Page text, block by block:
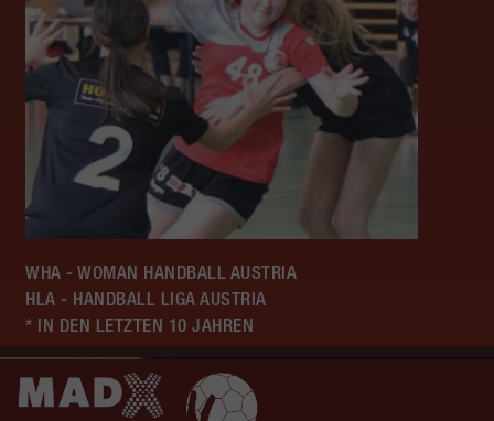
WHA - WOMAN HANDBALL AUSTRIA
HLA - HANDBALL LIGA AUSTRIA
* IN DEN LETZTEN 10 JAHREN